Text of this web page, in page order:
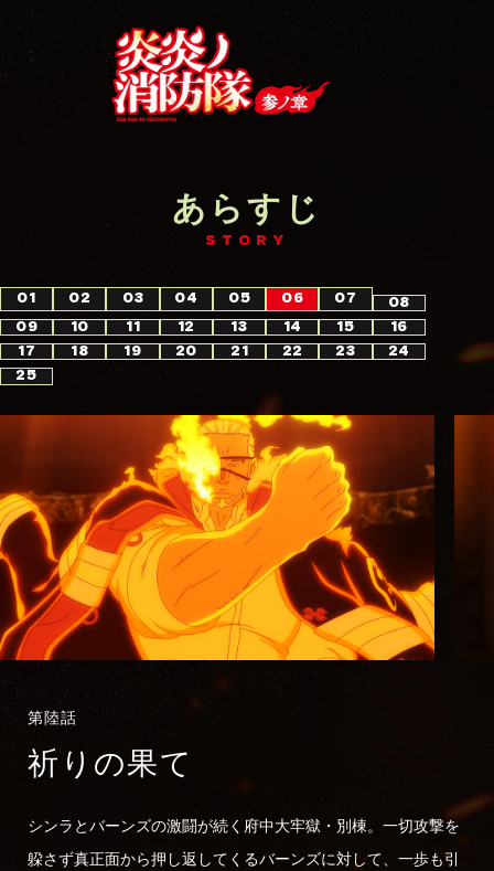
あらすじ
STORY
01 02 03 04 05 06 07
08
09
10 11 12 13 14 15
16
17
18 19 20 21 22 23
24
25
第陸話
祈りの果て
シンラとバーンズの激闘が続く府中大牢獄・別棟。一切攻撃を
躱さず真正面から押し返してくるバーンズに対して、一歩も引